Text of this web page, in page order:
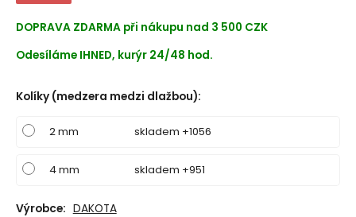
DOPRAVA ZDARMA při nákupu nad 3 500 CZK
Odesíláme IHNED, kurýr 24/48 hod.
Kolíky (medzera medzi dlažbou):
2 mm skladem +1056
4 mm skladem +951
Výrobce: DAKOTA